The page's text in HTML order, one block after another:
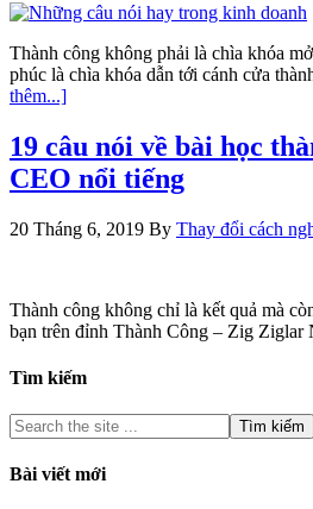
Thành công không phải là chìa khóa
phúc là chìa khóa dẫn tới cánh cửa
thêm...]
19 câu nói về bài học
CEO nổi tiếng
20 Tháng 6, 2019 By Thay đổi cách
Thành công không chỉ là kết quả mà
bạn trên đỉnh Thành Công – Zig
Tìm kiếm
Bài viết mới